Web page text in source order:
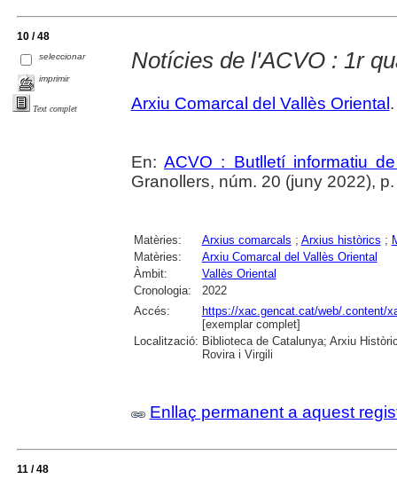
10 / 48
seleccionar
imprimir
Text complet
Notícies de l'ACVO : 1r
Arxiu Comarcal del Vallès Oriental .
En: ACVO : Butlletí informatiu
Granollers, núm. 20 (juny 2022),
Matèries: Arxius comarcals ; Arxius històrics ;
Matèries:
Arxiu Comarcal del Vallès Oriental
Àmbit:
Vallès Oriental
Cronologia:
2022
Accés:
https://xac.gencat.cat/web/.content/
[exemplar complet]
Localització: Biblioteca de Catalunya; Arxiu
Rovira i Virgili
Enllaç permanent a aquest
11 / 48